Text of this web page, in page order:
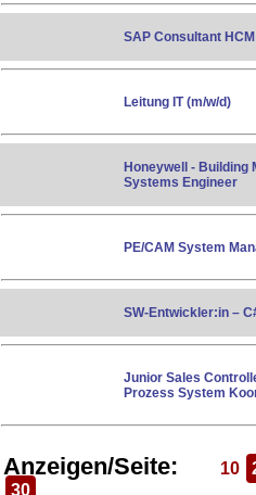
SAP Consultant
Leitung IT (m/w/d)
Honeywell - Building
Systems Engineer
PE/CAM System
SW-Entwickler:in –
Junior Sales
Prozess System
Anzeigen/Seite: 10
30